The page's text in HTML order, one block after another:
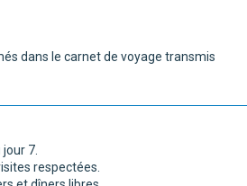
dans le carnet de voyage transmis
7.
respectées.